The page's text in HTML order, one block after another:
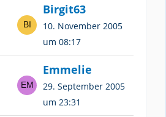
Birgit63
10. November 2005
um 08:17
Emmelie
29. September 2005
um 23:31